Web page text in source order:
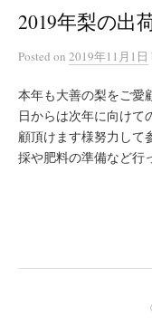
2019年梨の出
Posted on 2019年11月1日
本年も大善の梨をご愛
日からは次年に向けて
顧頂けます様努力して
採や肥料の準備など行